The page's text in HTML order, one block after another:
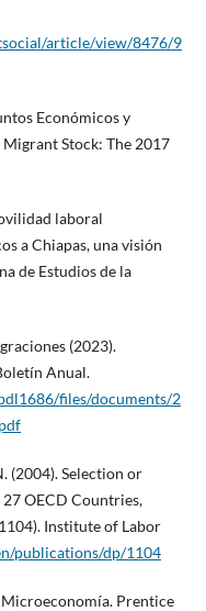
article/view/8476/9
Económicos y
Stock: The 2017
laboral
a Chiapas, una visión
de Estudios de la
(2023).
Anual.
files/documents/2
(2004). Selection or
OECD Countries,
Institute of Labor
publications/dp/1104
Microeconomía. Prentice